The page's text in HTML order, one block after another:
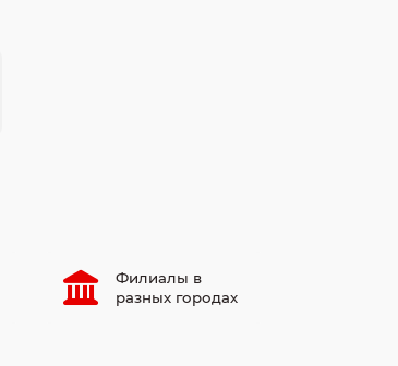
Филиалы в
разных городах